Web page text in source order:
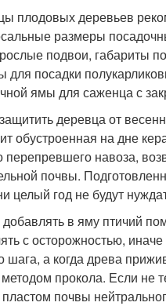
плодовых деревьев
размеры
подвои, габариты
посадки
ямы для саженца с
деревца от
обустроенная на дне
навоза,
почвы.
целый год не будут
добавлять в яму птичий
с осторожностью,
шага, а когда древа
прокола. Если не
почвы